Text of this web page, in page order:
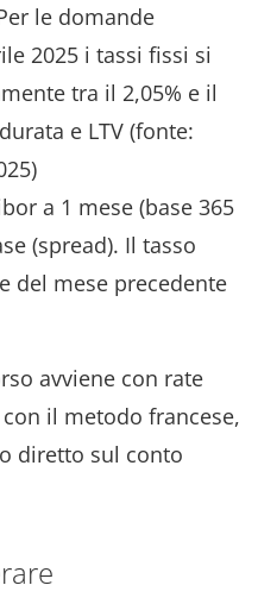
le domande
2025 i tassi fissi si
tra il 2,05% e il
e LTV (fonte:
a 1 mese (base 365
(spread). Il tasso
del mese precedente
avviene con rate
il metodo francese,
diretto sul conto